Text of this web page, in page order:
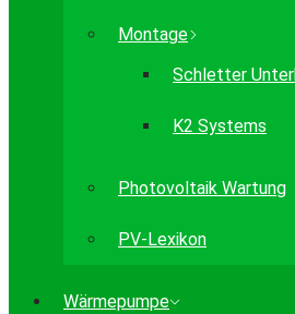
Montage
Schletter
K2 Systems
Photovoltaik Wartung
PV-Lexikon
Wärmepumpe